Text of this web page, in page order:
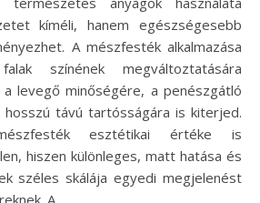
kíméli, hanem egészségesebb
A mészfesték alkalmazása
színének megváltoztatására
levegő minőségére, a penészgátló
hosszú távú tartósságára is kiterjed.
esztétikai értéke is
hiszen különleges, matt hatása és
széles skálája egyedi megjelenést